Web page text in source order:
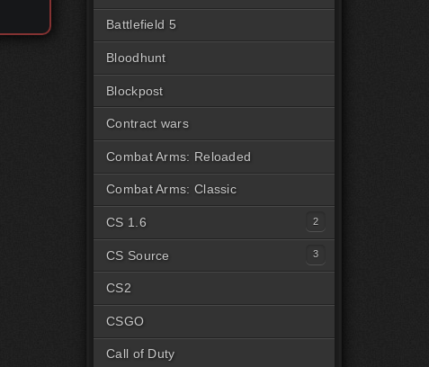
Battlefield 5
Bloodhunt
Blockpost
Contract wars
Combat Arms: Reloaded
Combat Arms: Classic
CS 1.6
Читы для CS1.6 [Steam]
Читы для CS1.6 [Пиратка]
CS Source
Читы на CSS Steam
Читы на CSS Пиратка
CS2
CSGO
Call of Duty